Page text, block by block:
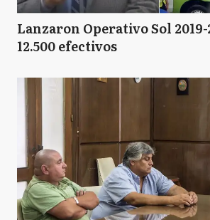
Lanzaron Operativo Sol
12.500 efectivos